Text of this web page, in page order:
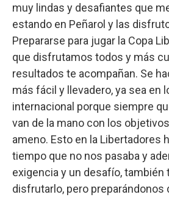
muy lindas y desafiantes que
estando en Peñarol y las
Prepararse para jugar la Copa
que disfrutamos todos y más
resultados te acompañan. Se
más fácil y llevadero, ya sea en
internacional porque siempre
van de la mano con los
ameno. Esto en la Libertadores
tiempo que no nos pasaba y
exigencia y un desafío, también
disfrutarlo, pero preparándonos